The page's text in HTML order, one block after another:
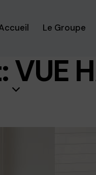
Le Groupe